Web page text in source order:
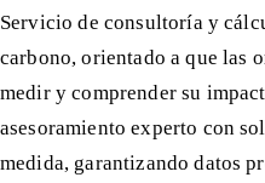
Servicio de consultoría y
carbono, orientado a que las
medir y comprender su
asesoramiento experto con
medida, garantizando datos